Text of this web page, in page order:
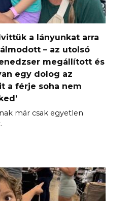
a lányunkat arra
– az utolsó
megállított és
egy dolog az
a férje soha nem
már csak egyetlen